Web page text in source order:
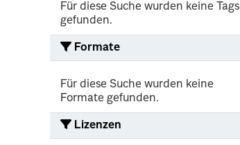
Für diese Suche wurden keine Tags
gefunden.
Formate
Für diese Suche wurden keine
Formate gefunden.
Lizenzen